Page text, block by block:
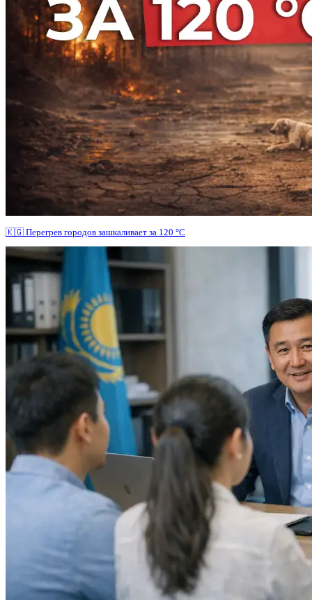
🇰🇬 Перегрев городов зашкаливает за 120 °C